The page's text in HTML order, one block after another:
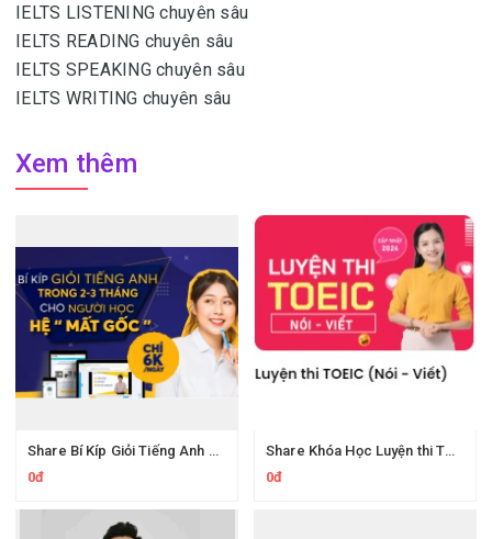
IELTS LISTENING chuyên sâu
IELTS READING chuyên sâu
IELTS SPEAKING chuyên sâu
IELTS WRITING chuyên sâu
Xem thêm
Share Bí Kíp Giỏi Tiếng Anh Trong 3 Tháng Cho Người Học Hệ Mất Gốc
0đ
Share Khóa Học Luyện thi TOEIC Nói Viết Cô Mai Phương
0đ